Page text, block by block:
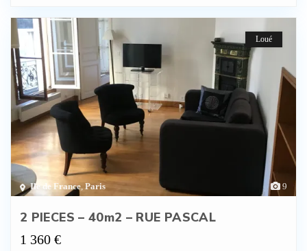
9
Ile de France, Paris
Loué
2 PIECES – 40m2 – RUE PASCAL
1 360 €